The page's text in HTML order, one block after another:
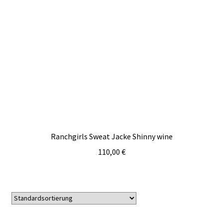
Ranchgirls Sweat Jacke Shinny wine
110,00 €